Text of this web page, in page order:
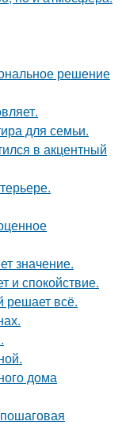
решение
для семьи.
в акцентный
значение.
и спокойствие.
решает всё.
дома